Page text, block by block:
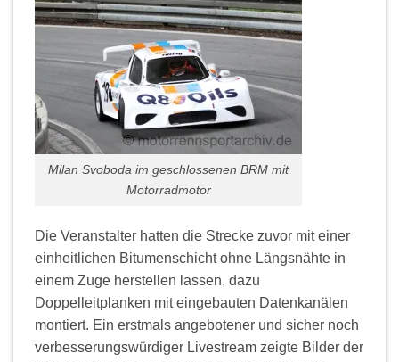
Milan Svoboda im geschlossenen BRM mit
Motorradmotor
Die Veranstalter hatten die Strecke zuvor mit einer
einheitlichen Bitumenschicht ohne Längsnähte in
einem Zuge herstellen lassen, dazu
Doppelleitplanken mit eingebauten Datenkanälen
montiert. Ein erstmals angebotener und sicher noch
verbesserungswürdiger Livestream zeigte Bilder der